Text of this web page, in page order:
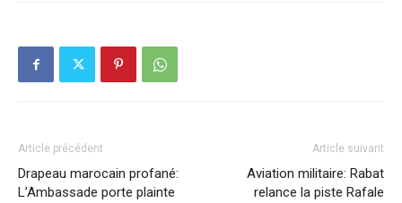
Article précédent
Drapeau marocain profané:
L’Ambassade porte plainte
Article suivant
Aviation militaire: Rabat
relance la piste Rafale